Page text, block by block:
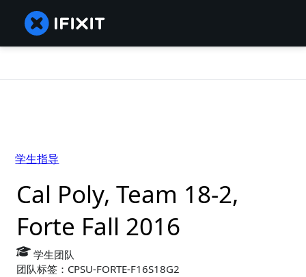
Cal Poly, Team 18-2,
Forte Fall 2016
学生团队
团队标签：CPSU-FORTE-F16S18G2
学生指导